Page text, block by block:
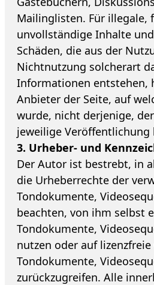
Mailinglisten. Für illegale,
unvollständige Inhalte
Schäden, die aus der
Nichtnutzung solcherart
Informationen entstehen,
Anbieter der Seite, auf
wurde, nicht derjenige,
jeweilige
3. Urheber- und
Der Autor ist bestrebt, in
die Urheberrechte der
Tondokumente,
beachten, von ihm selbst
Tondokumente,
nutzen oder auf lizenzfreie
Tondokumente,
zurückzugreifen. Alle